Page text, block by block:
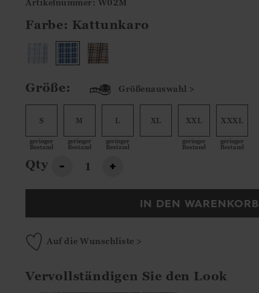
Artikelnummer: W02M
Farbe: Kattunkaro
Größe: Größenauswahl >
S
geringer
Bestand
M
geringer
Bestand
L
geringer
Bestand
XL XXL
geringer
Bestand
XXXL
geringer
Bestand
Qty - +
IN DEN WARENKORB
Auf die Wunschliste >
Vervollständigen Sie den Look